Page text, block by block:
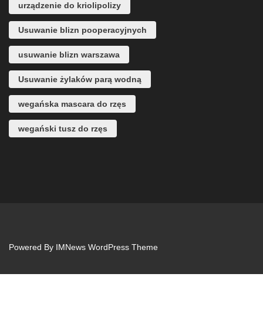
urządzenie do kriolipolizy
Usuwanie blizn pooperacyjnych
usuwanie blizn warszawa
Usuwanie żylaków parą wodną
wegańska mascara do rzęs
wegański tusz do rzęs
Powered By IMNews WordPress Theme